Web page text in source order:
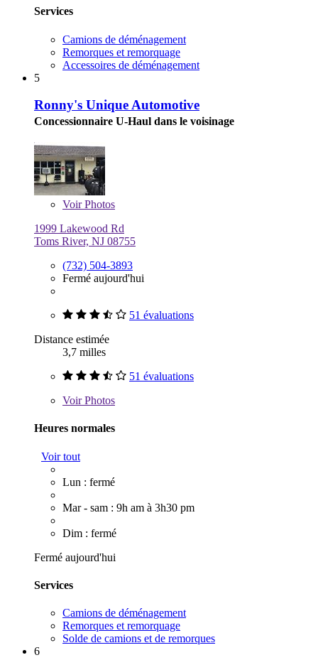
Services
Camions de déménagement
Remorques et remorquage
Accessoires de déménagement
5
Ronny's Unique Automotive
Concessionnaire U-Haul dans le voisinage
VoirPhotos
1999 Lakewood Rd
Toms River, NJ 08755
(732) 504-3893
Fermé aujourd'hui
51 évaluations
Distance estimée
3,7 milles
51 évaluations
VoirPhotos
Heures normales
Voir tout
Lun : fermé
Mar - sam : 9h am à 3h30 pm
Dim : fermé
Fermé aujourd'hui
Services
Camions de déménagement
Remorques et remorquage
Solde de camions et de remorques
6